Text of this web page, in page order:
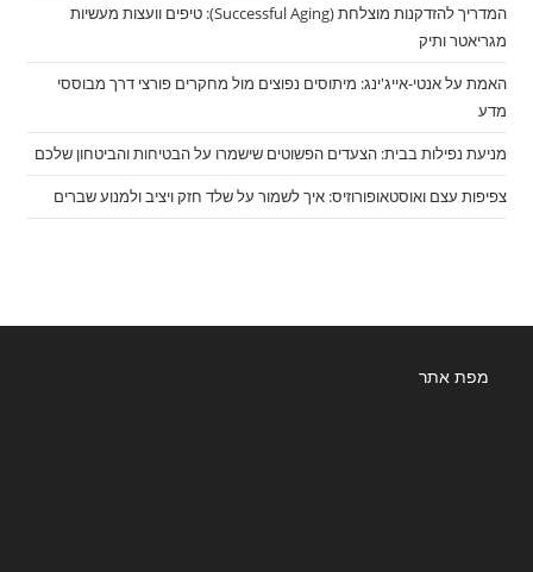
המדריך להזדקנות מוצלחת (Successful Aging): טיפים וועצות מעשיות
מגריאטר ותיק
האמת על אנטי-אייג'ינג: מיתוסים נפוצים מול מחקרים פורצי דרך מבוססי
מדע
מניעת נפילות בבית: הצעדים הפשוטים שישמרו על הבטיחות והביטחון שלכם
צפיפות עצם ואוסטאופורוזיס: איך לשמור על שלד חזק ויציב ולמנוע שברים
מפת אתר